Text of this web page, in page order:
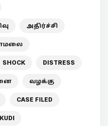
அதிர்ச்சி
SHOCK DISTRESS
வழக்கு
CASE FILED